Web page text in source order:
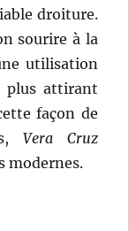
droiture.
sourire à la
utilisation
plus attirant
façon de
Vera Cruz
modernes.